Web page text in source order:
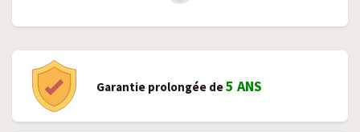
Garantie prolongée de5 ANS